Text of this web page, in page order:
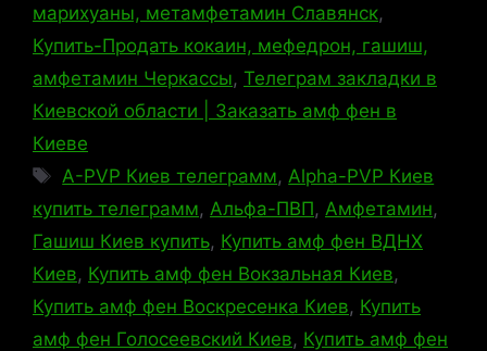
марихуаны, метамфетамин Славянск,
Купить-Продать кокаин, мефедрон, гашиш,
амфетамин Черкассы, Телеграм закладки в
Киевской области | Заказать амф фен в
Киеве
Метки
A-PVP Киев телеграмм, Alpha-PVP Киев
купить телеграмм, Альфа-ПВП, Амфетамин,
Гашиш Киев купить, Купить амф фен ВДНХ
Киев, Купить амф фен Вокзальная Киев,
Купить амф фен Воскресенка Киев, Купить
амф фен Голосеевский Киев, Купить амф фен